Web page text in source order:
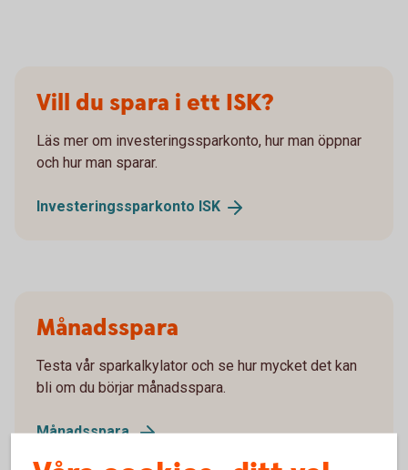
Vill du spara i ett ISK?
Läs mer om investeringssparkonto, hur man öppnar
och hur man sparar.
Investeringssparkonto ISK
Månadsspara
Testa vår sparkalkylator och se hur mycket det kan
bli om du börjar månadsspara.
Månadsspara